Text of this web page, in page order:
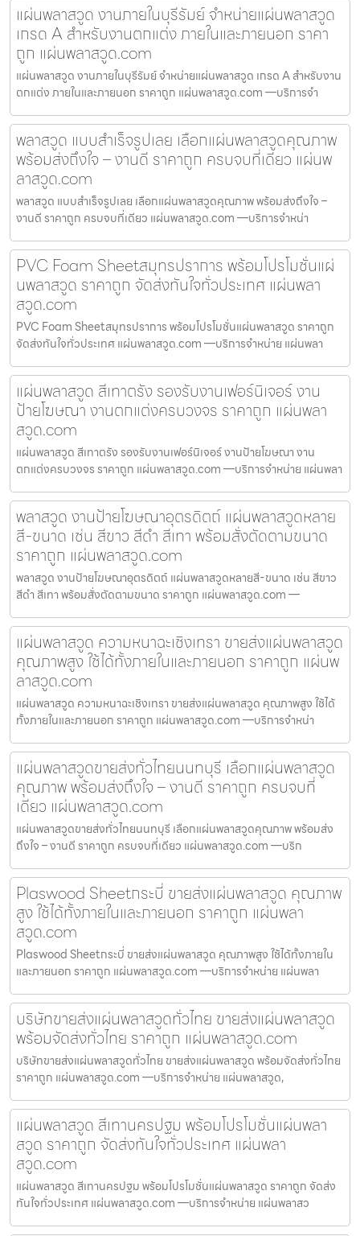
แผ่นพลาสวูด งานภายในบุรีรัมย์ จำหน่ายแผ่นพลาสวูด
เกรด A สำหรับงานตกแต่ง ภายในและภายนอก ราคา
ถูก แผ่นพลาสวูด.com
แผ่นพลาสวูด งานภายในบุรีรัมย์ จำหน่ายแผ่นพลาสวูด เกรด A สำหรับงาน
ตกแต่ง ภายในและภายนอก ราคาถูก แผ่นพลาสวูด.com —บริการจำ
พลาสวูด แบบสำเร็จรูปเลย เลือกแผ่นพลาสวูดคุณภาพ
พร้อมส่งถึงใจ – งานดี ราคาถูก ครบจบที่เดียว แผ่นพ
ลาสวูด.com
พลาสวูด แบบสำเร็จรูปเลย เลือกแผ่นพลาสวูดคุณภาพ พร้อมส่งถึงใจ –
งานดี ราคาถูก ครบจบที่เดียว แผ่นพลาสวูด.com —บริการจำหน่า
PVC Foam Sheetสมุทรปราการ พร้อมโปรโมชั่นแผ่
นพลาสวูด ราคาถูก จัดส่งทันใจทั่วประเทศ แผ่นพลา
สวูด.com
PVC Foam Sheetสมุทรปราการ พร้อมโปรโมชั่นแผ่นพลาสวูด ราคาถูก
จัดส่งทันใจทั่วประเทศ แผ่นพลาสวูด.com —บริการจำหน่าย แผ่นพลา
แผ่นพลาสวูด สีเทาตรัง รองรับงานเฟอร์นิเจอร์ งาน
ป้ายโฆษณา งานตกแต่งครบวงจร ราคาถูก แผ่นพลา
สวูด.com
แผ่นพลาสวูด สีเทาตรัง รองรับงานเฟอร์นิเจอร์ งานป้ายโฆษณา งาน
ตกแต่งครบวงจร ราคาถูก แผ่นพลาสวูด.com —บริการจำหน่าย แผ่นพลา
พลาสวูด งานป้ายโฆษณาอุตรดิตถ์ แผ่นพลาสวูดหลาย
สี-ขนาด เช่น สีขาว สีดำ สีเทา พร้อมสั่งตัดตามขนาด
ราคาถูก แผ่นพลาสวูด.com
พลาสวูด งานป้ายโฆษณาอุตรดิตถ์ แผ่นพลาสวูดหลายสี-ขนาด เช่น สีขาว
สีดำ สีเทา พร้อมสั่งตัดตามขนาด ราคาถูก แผ่นพลาสวูด.com —
แผ่นพลาสวูด ความหนาฉะเชิงเทรา ขายส่งแผ่นพลาสวูด
คุณภาพสูง ใช้ได้ทั้งภายในและภายนอก ราคาถูก แผ่นพ
ลาสวูด.com
แผ่นพลาสวูด ความหนาฉะเชิงเทรา ขายส่งแผ่นพลาสวูด คุณภาพสูง ใช้ได้
ทั้งภายในและภายนอก ราคาถูก แผ่นพลาสวูด.com —บริการจำหน่า
แผ่นพลาสวูดขายส่งทั่วไทยนนทบุรี เลือกแผ่นพลาสวูด
คุณภาพ พร้อมส่งถึงใจ – งานดี ราคาถูก ครบจบที่
เดียว แผ่นพลาสวูด.com
แผ่นพลาสวูดขายส่งทั่วไทยนนทบุรี เลือกแผ่นพลาสวูดคุณภาพ พร้อมส่ง
ถึงใจ – งานดี ราคาถูก ครบจบที่เดียว แผ่นพลาสวูด.com —บริก
Plaswood Sheetกระบี่ ขายส่งแผ่นพลาสวูด คุณภาพ
สูง ใช้ได้ทั้งภายในและภายนอก ราคาถูก แผ่นพลา
สวูด.com
Plaswood Sheetกระบี่ ขายส่งแผ่นพลาสวูด คุณภาพสูง ใช้ได้ทั้งภายใน
และภายนอก ราคาถูก แผ่นพลาสวูด.com —บริการจำหน่าย แผ่นพลา
บริษัทขายส่งแผ่นพลาสวูดทั่วไทย ขายส่งแผ่นพลาสวูด
พร้อมจัดส่งทั่วไทย ราคาถูก แผ่นพลาสวูด.com
บริษัทขายส่งแผ่นพลาสวูดทั่วไทย ขายส่งแผ่นพลาสวูด พร้อมจัดส่งทั่วไทย
ราคาถูก แผ่นพลาสวูด.com —บริการจำหน่าย แผ่นพลาสวูด,
แผ่นพลาสวูด สีเทานครปฐม พร้อมโปรโมชั่นแผ่นพลา
สวูด ราคาถูก จัดส่งทันใจทั่วประเทศ แผ่นพลา
สวูด.com
แผ่นพลาสวูด สีเทานครปฐม พร้อมโปรโมชั่นแผ่นพลาสวูด ราคาถูก จัดส่ง
ทันใจทั่วประเทศ แผ่นพลาสวูด.com —บริการจำหน่าย แผ่นพลาสว